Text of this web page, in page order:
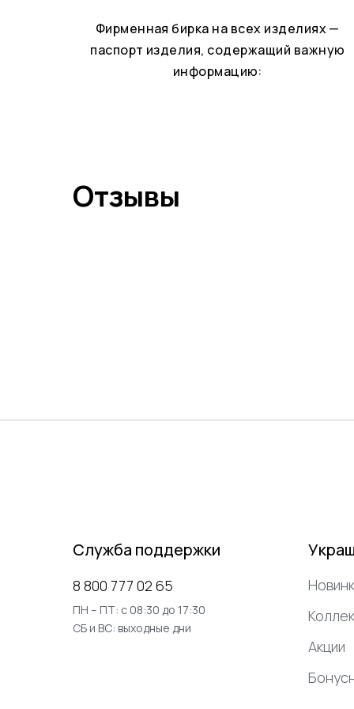
Фирменная бирка на всех изделиях —
паспорт изделия, содержащий важную
информацию:
Отзывы
Служба поддержки
8 800 777 02 65
ПН – ПТ: с 08:30 до 17:30
СБ и ВС: выходные дни
Акции